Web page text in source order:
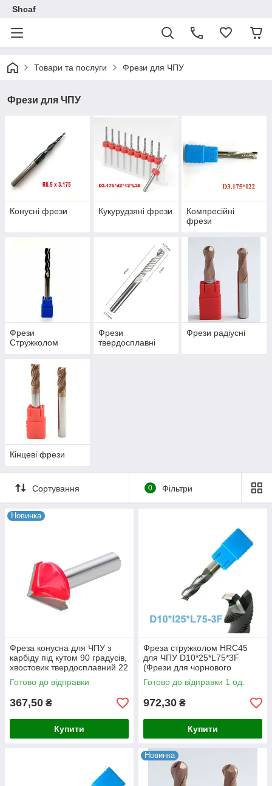
Shcaf
Товари та послуги Фрези для ЧПУ
Фрези для ЧПУ
Конусні фрези Кукурудзяні фрези
Компресійні
фрези
Фрези
Стружколом
Фрези
твердосплавні
Фрези радіусні
Кінцеві фрези
Сортування 0 Фільтри
Новинка
Фреза конусна для ЧПУ з
карбіду під кутом 90 градусів,
хвостовик твердосплавний 22
мм V-подібна
Готово до відправки
367,50 ₴
Купити
Фреза стружколом HRC45
для ЧПУ D10*25*L75*3F
(Фрези для чорнового
оброблення, фрези для
розкроювання)
Готово до відправки 1 од.
972,30 ₴
Купити
Новинка